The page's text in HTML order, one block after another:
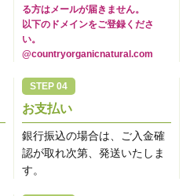
る方はメールが届きません。
以下のドメインをご登録くださ
い。
@countryorganicnatural.com
お支払い
銀行振込の場合は、ご入金確
認が取れ次第、発送いたしま
す。